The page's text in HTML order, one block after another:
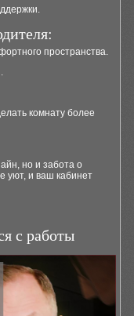
пространства.
комнату более
но и забота о
уют, и ваш кабинет
с работы